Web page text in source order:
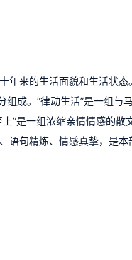
年来的生活面貌和生活状态
组成。“律动生活”是一组
”是一组浓缩亲情情感的
语句精炼、情感真挚，是本